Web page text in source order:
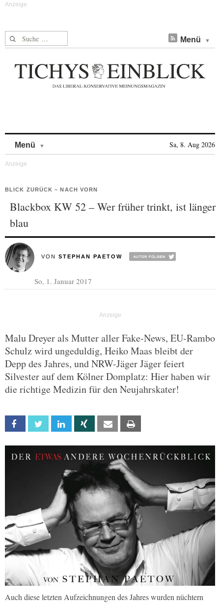
Suche nach: Menü
Menü Sa, 8. Aug 2026
BLICK ZURÜCK – NACH VORN
Blackbox KW 52 – Wer früher trinkt, ist länger
blau
VON STEPHAN PAETOW
So, 1. Januar 2017
Malu Dreyer als Mutter aller Fake-News, EU-Rambo
Schulz wird ungeduldig, Heiko Maas bleibt der
Depp des Jahres, und NRW-Jäger Jäger feiert
Silvester auf dem Kölner Domplatz: Hier haben wir
die richtige Medizin für den Neujahrskater!
Facebook Twitter Linkedin Xing Email
Auch diese letzten Aufzeichnungen des Jahres wurden nüchtern